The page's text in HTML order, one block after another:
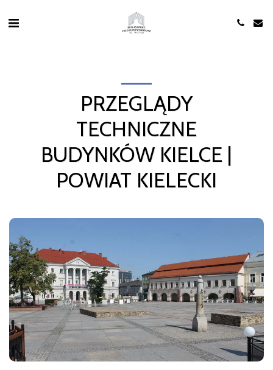
PRZEGLĄDY
TECHNICZNE
BUDYNKÓW KIELCE |
POWIAT KIELECKI